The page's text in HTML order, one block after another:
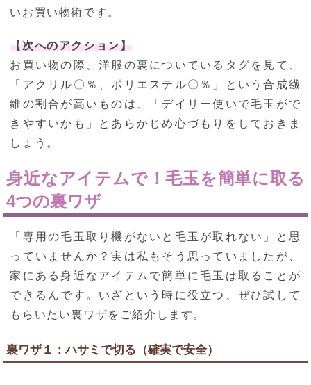
いお買い物術です。
【次へのアクション】
お買い物の際、洋服の裏についているタグを見て、
「アクリル〇％、ポリエステル〇％」という合成繊
維の割合が高いものは、「デイリー使いで毛玉がで
きやすいかも」とあらかじめ心づもりをしておきま
しょう。
身近なアイテムで！毛玉を簡単に取る
4つの裏ワザ
「専用の毛玉取り機がないと毛玉が取れない」と思
っていませんか？実は私もそう思っていましたが、
家にある身近なアイテムで簡単に毛玉は取ることが
できるんです。いざという時に役立つ、ぜひ試して
もらいたい裏ワザをご紹介します。
裏ワザ１：ハサミで切る（確実で安全）